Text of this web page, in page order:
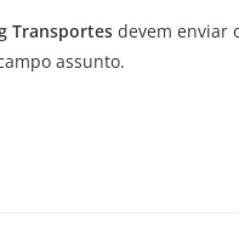
Transportes devem enviar
assunto.